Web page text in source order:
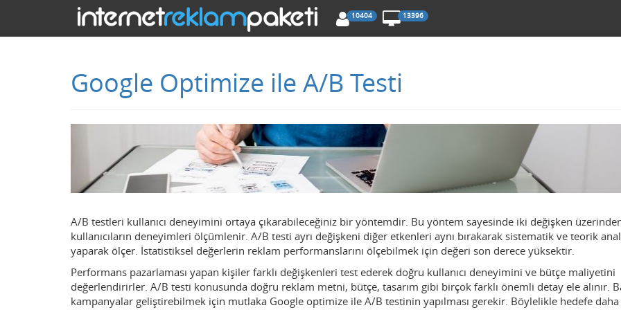
10404 13396
Google Optimize ile A/B Testi
A/B testleri kullanıcı deneyimini ortaya çıkarabileceğiniz bir yöntemdir. Bu yöntem sayesinde iki değişken
kullanıcıların deneyimleri ölçümlenir. A/B testi ayrı değişkeni diğer etkenleri aynı bırakarak sistematik ve teorik
yaparak ölçer. İstatistiksel değerlerin reklam performanslarını ölçebilmek için değeri son derece yüksektir.
Performans pazarlaması yapan kişiler farklı değişkenleri test ederek doğru kullanıcı deneyimini ve bütçe maliyetini
değerlendirirler. A/B testi konusunda doğru reklam metni, bütçe, tasarım gibi birçok farklı önemli detay ele alınır.
kampanyalar geliştirebilmek için mutlaka Google optimize ile A/B testinin yapılması gerekir. Böylelikle hedefe